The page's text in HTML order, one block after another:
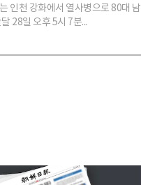
인천 강화에서 열사병으로 80대 남
28일 오후 5시 7분...